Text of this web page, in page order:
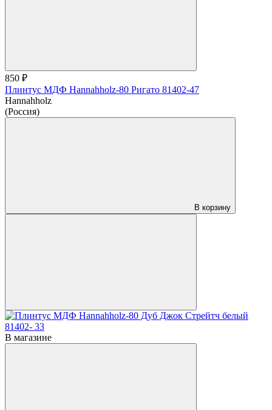
850 ₽
Плинтус МДФ Hannahholz-80 Ригато 81402-47
Hannahholz
(Россия)
В корзину
В магазине